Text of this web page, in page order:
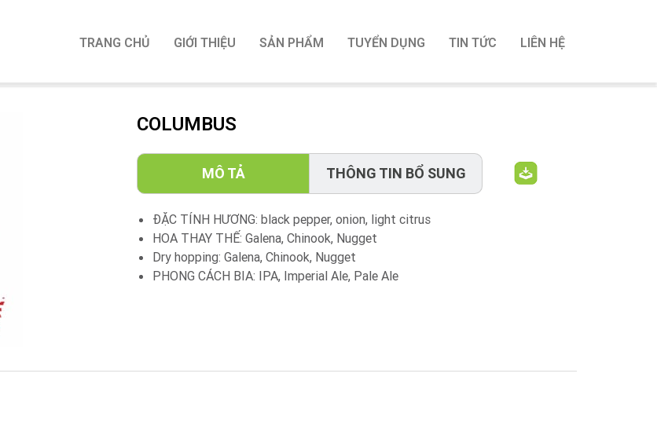
TRANG CHỦ GIỚI THIỆU SẢN PHẨM TUYỂN DỤNG TIN TỨC LIÊN HỆ
COLUMBUS
MÔ TẢ THÔNG TIN BỔ SUNG
ĐẶC TÍNH HƯƠNG: black pepper, onion, light citrus
HOA THAY THẾ: Galena, Chinook, Nugget
Dry hopping: Galena, Chinook, Nugget
PHONG CÁCH BIA: IPA, Imperial Ale, Pale Ale